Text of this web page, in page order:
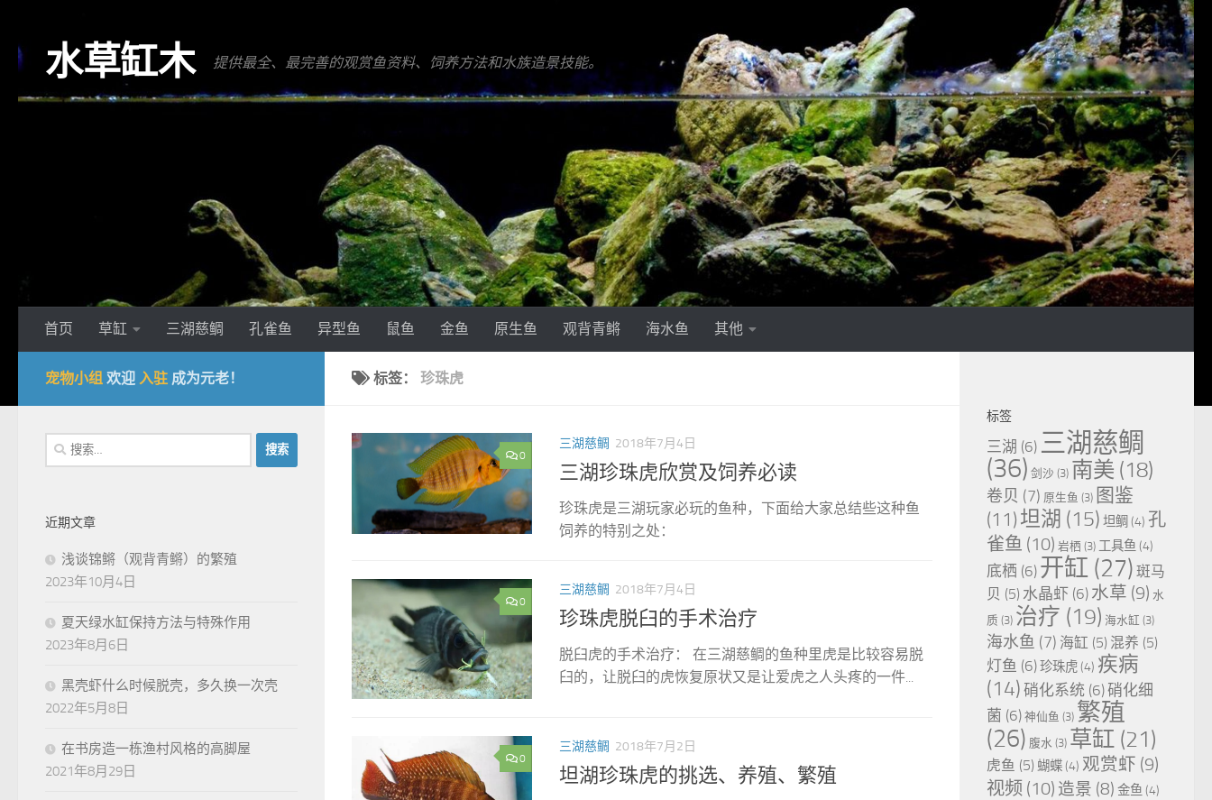
水草缸木 提供最全、最完善的观赏鱼资料、饲养方法和水族造景技能。
首页 草缸 三湖慈鲷 孔雀鱼 异型鱼 鼠鱼 金鱼 原生鱼 观背青鳉 海水鱼 其他
标签： 珍珠虎
0
三湖慈鲷 2018年7月4日
三湖珍珠虎欣赏及饲养必读
珍珠虎是三湖玩家必玩的鱼种，下面给大家总结些这种鱼
饲养的特别之处：
0
三湖慈鲷 2018年7月4日
珍珠虎脱臼的手术治疗
脱臼虎的手术治疗： 在三湖慈鲷的鱼种里虎是比较容易脱
臼的，让脱臼的虎恢复原状又是让爱虎之人头疼的一件...
0
三湖慈鲷 2018年7月2日
坦湖珍珠虎的挑选、养殖、繁殖
宠物小组 欢迎 入驻 成为元老！
搜
索：
近期文章
浅谈锦鳉（观背青鳉）的繁殖
2023年10月4日
夏天绿水缸保持方法与特殊作用
2023年8月6日
黑壳虾什么时候脱壳，多久换一次壳
2022年5月8日
在书房造一栋渔村风格的高脚屋
2021年8月29日
标签
三湖 (6) 三湖慈鲷
(36) 剑沙 (3) 南美 (18)
卷贝 (7) 原生鱼 (3) 图鉴
(11) 坦湖 (15) 坦鲷 (4) 孔
雀鱼 (10) 岩栖 (3) 工具鱼 (4)
底栖 (6) 开缸 (27) 斑马
贝 (5) 水晶虾 (6) 水草 (9) 水
质 (3) 治疗 (19) 海水缸 (3)
海水鱼 (7) 海缸 (5) 混养 (5)
灯鱼 (6)珍珠虎(4) 疾病
(14) 硝化系统 (6)硝化细
菌 (6) 神仙鱼 (3) 繁殖
(26) 腹水 (3) 草缸 (21)
虎鱼 (5) 蝴蝶(4) 观赏虾 (9)
视频 (10) 造景 (8) 金鱼 (4)